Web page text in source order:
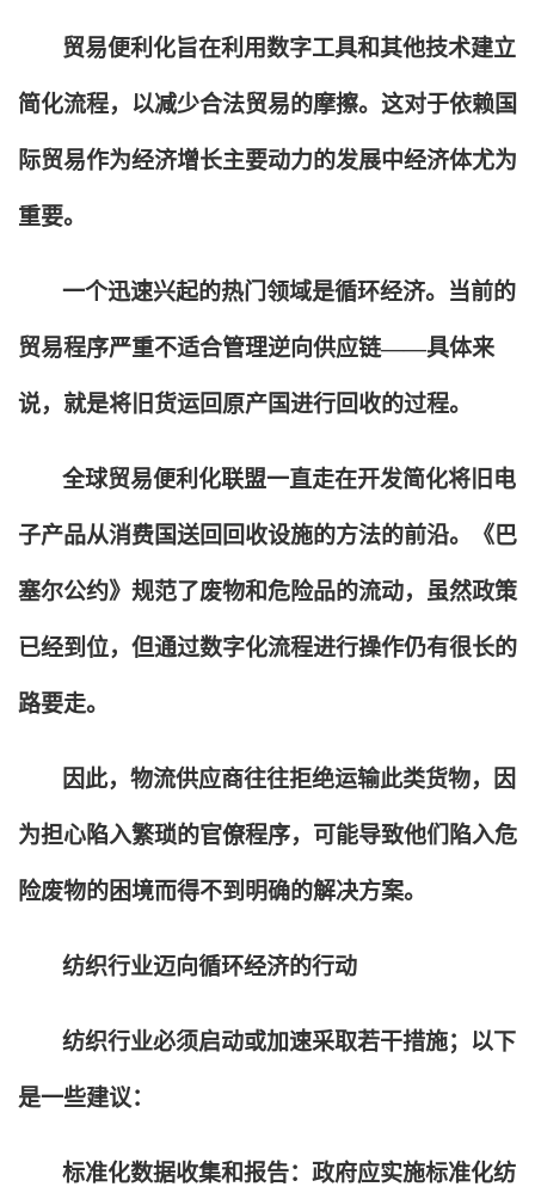
贸易便利化旨在利用数字工具和其他技术建立
简化流程，以减少合法贸易的摩擦。这对于依赖国
际贸易作为经济增长主要动力的发展中经济体尤为
重要。
一个迅速兴起的热门领域是循环经济。当前的
贸易程序严重不适合管理逆向供应链——具体来
说，就是将旧货运回原产国进行回收的过程。
全球贸易便利化联盟一直走在开发简化将旧电
子产品从消费国送回回收设施的方法的前沿。《巴
塞尔公约》规范了废物和危险品的流动，虽然政策
已经到位，但通过数字化流程进行操作仍有很长的
路要走。
因此，物流供应商往往拒绝运输此类货物，因
为担心陷入繁琐的官僚程序，可能导致他们陷入危
险废物的困境而得不到明确的解决方案。
纺织行业迈向循环经济的行动
纺织行业必须启动或加速采取若干措施；以下
是一些建议：
标准化数据收集和报告：政府应实施标准化纺